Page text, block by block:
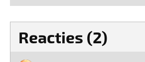
Reacties (2)